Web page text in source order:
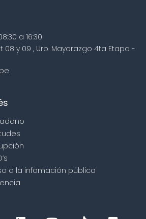
a 16:30
08 y 09 , Urb. Mayorazgo 4ta Etapa -
a la infomación pública